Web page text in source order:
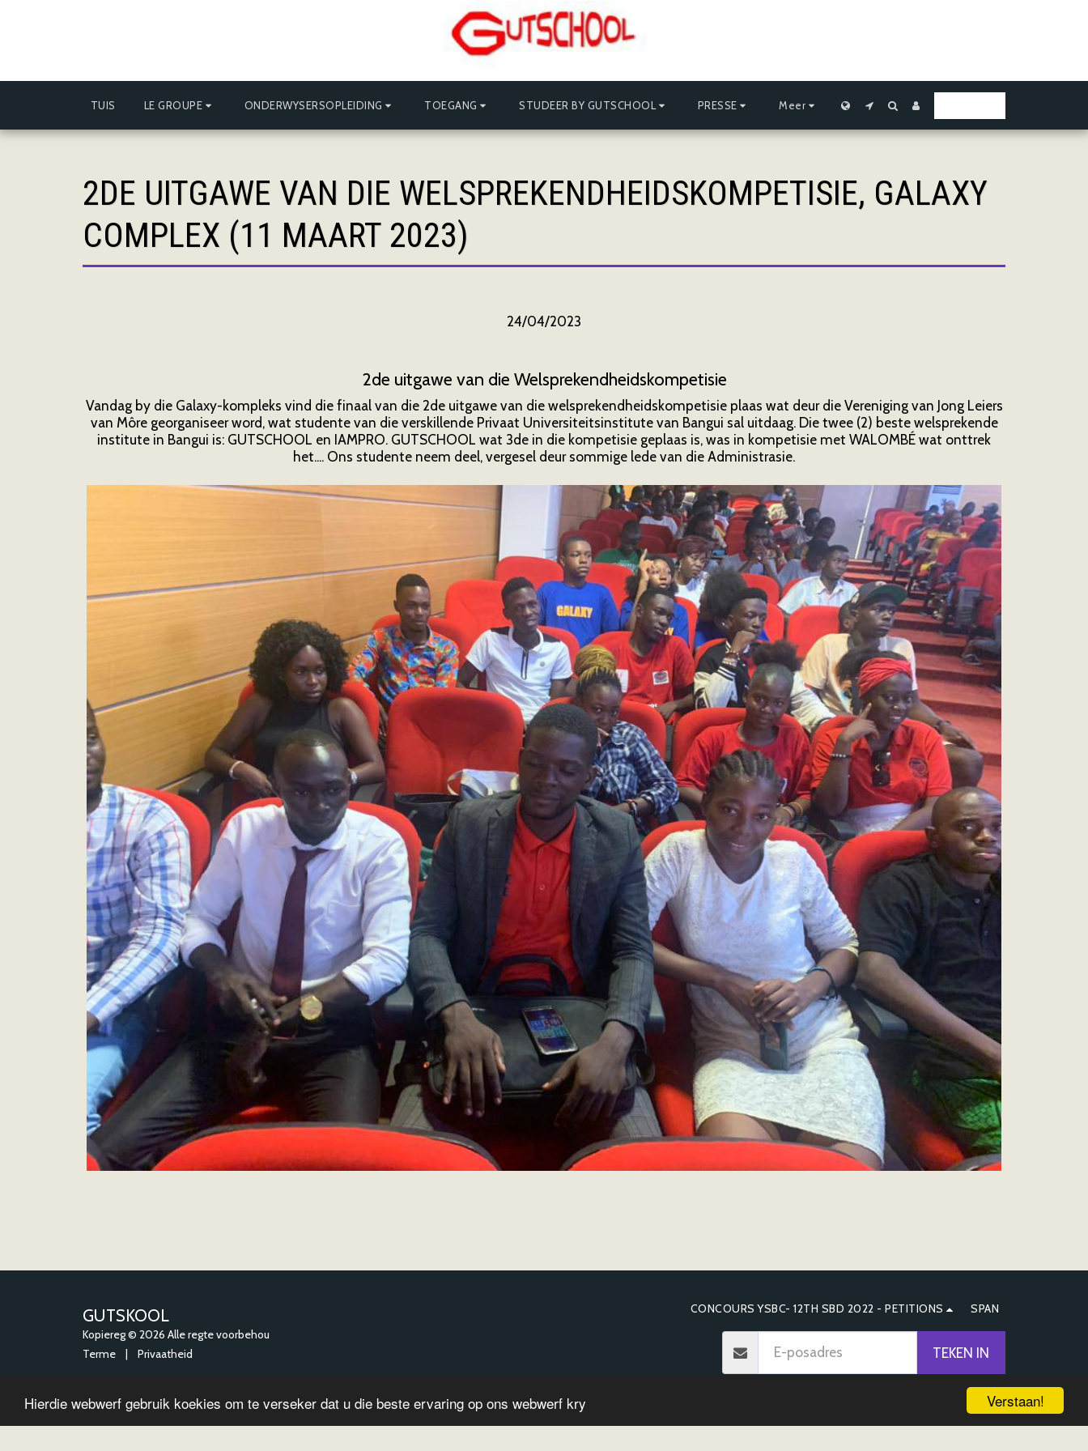
Verstaan!
Hierdie webwerf gebruik koekies om te verseker dat u die beste ervaring op ons webwerf kry
TUIS LE GROUPE ONDERWYSERSOPLEIDING TOEGANG STUDEER BY GUTSCHOOL PRESSE Meer
2DE UITGAWE VAN DIE WELSPREKENDHEIDSKOMPETISIE, GALAXY
COMPLEX (11 MAART 2023)
24/04/2023
2de uitgawe van die Welsprekendheidskompetisie
Vandag by die Galaxy-kompleks vind die finaal van die 2de uitgawe van die welsprekendheidskompetisie plaas wat deur die Vereniging van Jong Leiers
van Môre georganiseer word, wat studente van die verskillende Privaat Universiteitsinstitute van Bangui sal uitdaag. Die twee (2) beste welsprekende
institute in Bangui is: GUTSCHOOL en IAMPRO. GUTSCHOOL wat 3de in die kompetisie geplaas is, was in kompetisie met WALOMBÉ wat onttrek
het.... Ons studente neem deel, vergesel deur sommige lede van die Administrasie.
GUTSKOOL
Kopiereg © 2026 Alle regte voorbehou
Terme
Privaatheid
CONCOURS YSBC- 12TH SBD 2022 - PETITIONS SPAN
TEKEN IN